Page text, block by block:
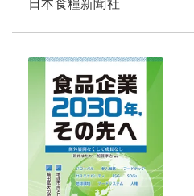
日本食糧新聞社